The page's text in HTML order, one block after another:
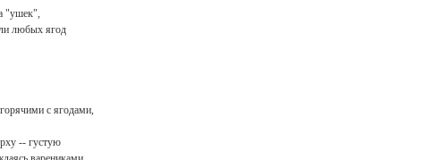
"ушек",
любых ягод
с ягодами,
-- густую